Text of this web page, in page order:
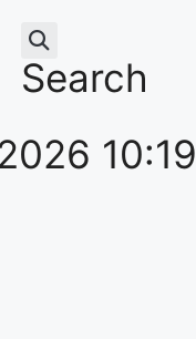
Search
10:19